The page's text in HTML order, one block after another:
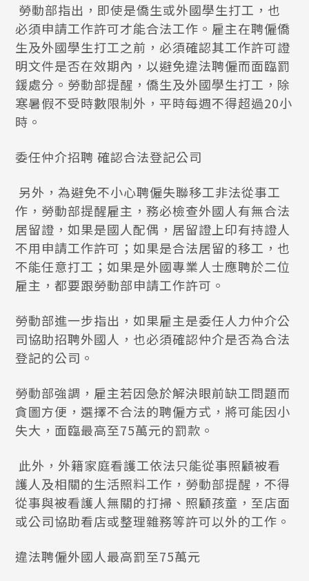
勞動部指出，即使是僑生或外國學生打工，也
必須申請工作許可才能合法工作。雇主在聘僱僑
生及外國學生打工之前，必須確認其工作許可證
明文件是否在效期內，以避免違法聘僱而面臨罰
鍰處分。勞動部提醒，僑生及外國學生打工，除
寒暑假不受時數限制外，平時每週不得超過20小
時。
委任仲介招聘 確認合法登記公司
另外，為避免不小心聘僱失聯移工非法從事工
作，勞動部提醒雇主，務必檢查外國人有無合法
居留證，如果是國人配偶，居留證上印有持證人
不用申請工作許可；如果是合法居留的移工，也
不能任意打工；如果是外國專業人士應聘於二位
雇主，都要跟勞動部申請工作許可。
勞動部進一步指出，如果雇主是委任人力仲介公
司協助招聘外國人，也必須確認仲介是否為合法
登記的公司。
勞動部強調，雇主若因急於解決眼前缺工問題而
貪圖方便，選擇不合法的聘僱方式，將可能因小
失大，面臨最高至75萬元的罰款。
此外，外籍家庭看護工依法只能從事照顧被看
護人及相關的生活照料工作，勞動部提醒，不得
從事與被看護人無關的打掃、照顧孩童，至店面
或公司協助看店或整理雜務等許可以外的工作。
違法聘僱外國人最高罰至75萬元